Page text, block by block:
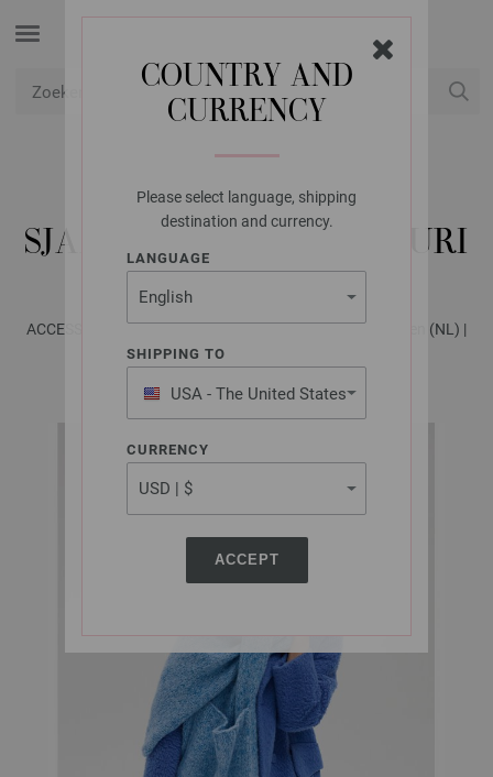
COUNTRY AND
CURRENCY
Please select language, shipping
destination and currency.
LANGUAGE
SHIPPING TO
USA - The United States
of America
CURRENCY
ACCEPT
LANA GROSSA
SJAAL NEBBIA & SETASURI
ACCESSOIRES No. 23 - Tijdschrift (DE) + Breibeschrijvingen (NL) |
Patroon 21